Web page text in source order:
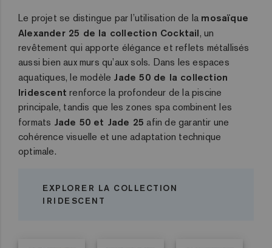
Le projet se distingue par l’utilisation de la mosaïque
Alexander 25 de la collection Cocktail, un
revêtement qui apporte élégance et reflets métallisés
aussi bien aux murs qu’aux sols. Dans les espaces
aquatiques, le modèle Jade 50 de la collection
Iridescent renforce la profondeur de la piscine
principale, tandis que les zones spa combinent les
formats Jade 50 et Jade 25 afin de garantir une
cohérence visuelle et une adaptation technique
optimale.
EXPLORER LA COLLECTION
IRIDESCENT